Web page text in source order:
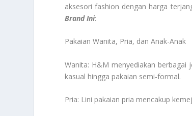
aksesori fashion dengan harga
Brand Ini:
Pakaian Wanita, Pria, dan Anak-Anak
Wanita: H&M menyediakan berbagai
kasual hingga pakaian semi-formal.
Pria: Lini pakaian pria mencakup